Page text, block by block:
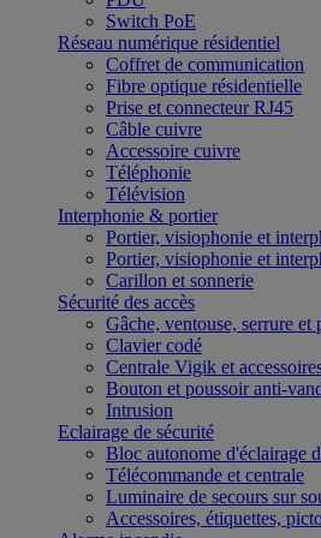
Switch PoE
Réseau numérique résidentiel
Coffret de communication
Fibre optique résidentielle
Prise et connecteur RJ45
Câble cuivre
Accessoire cuivre
Téléphonie
Télévision
Interphonie & portier
Portier, visiophonie et
Portier, visiophonie et
Carillon et sonnerie
Sécurité des accès
Gâche, ventouse, serrure et
Clavier codé
Centrale Vigik et
Bouton et poussoir anti-
Intrusion
Eclairage de sécurité
Bloc autonome
Télécommande et centrale
Luminaire de secours sur
Accessoires, étiquettes,